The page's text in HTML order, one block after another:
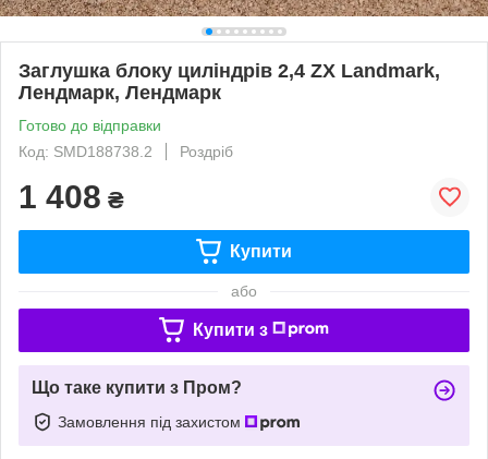
Заглушка блоку циліндрів 2,4 ZX Landmark,
Лендмарк, Лендмарк
Готово до відправки
Код: SMD188738.2
Роздріб
1 408 ₴
Купити
або
Купити з
Що таке купити з Пром?
Замовлення під захистом